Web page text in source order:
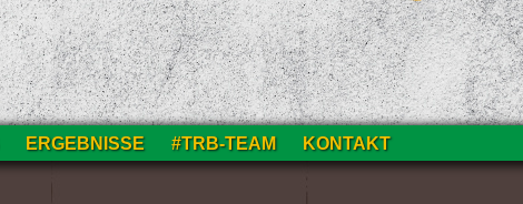
ERGEBNISSE #TRB-TEAM KONTAKT